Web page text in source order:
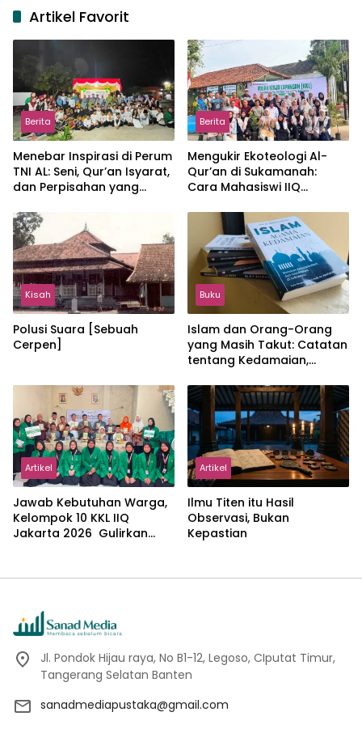
Artikel Favorit
Berita
Menebar Inspirasi di Perum
TNI AL: Seni, Qur’an Isyarat,
dan Perpisahan yang
Berita
Mengukir Ekoteologi Al-
Qur’an di Sukamanah:
Cara Mahasiswi IIQ
Jonggol
Kisah
Polusi Suara [Sebuah
Cerpen]
Buku
Islam dan Orang-Orang
yang Masih Takut: Catatan
tentang Kedamaian,
dalam Pemikiran Masykuri
Abdillah
Artikel
Jawab Kebutuhan Warga,
Kelompok 10 KKL IIQ
Jakarta 2026 Gulirkan
Artikel
Ilmu Titen itu Hasil
Observasi, Bukan
Kepastian
Jl. Pondok Hijau raya, No B1-12, Legoso, CIputat Timur,
Tangerang Selatan Banten
sanadmediapustaka@gmail.com